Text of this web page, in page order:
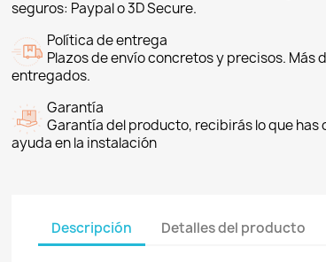
seguros: Paypal o 3D Secure.
Política de entrega
Plazos de envío concretos y precisos. Más
entregados.
Garantía
Garantía del producto, recibirás lo que has
ayuda en la instalación
Descripción Detalles del producto